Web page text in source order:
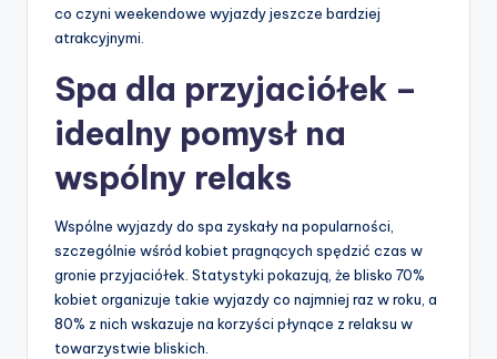
co czyni weekendowe wyjazdy jeszcze bardziej
atrakcyjnymi.
Spa dla przyjaciółek –
idealny pomysł na
wspólny relaks
Wspólne wyjazdy do spa zyskały na popularności,
szczególnie wśród kobiet pragnących spędzić czas w
gronie przyjaciółek. Statystyki pokazują, że blisko 70%
kobiet organizuje takie wyjazdy co najmniej raz w roku, a
80% z nich wskazuje na korzyści płynące z relaksu w
towarzystwie bliskich.